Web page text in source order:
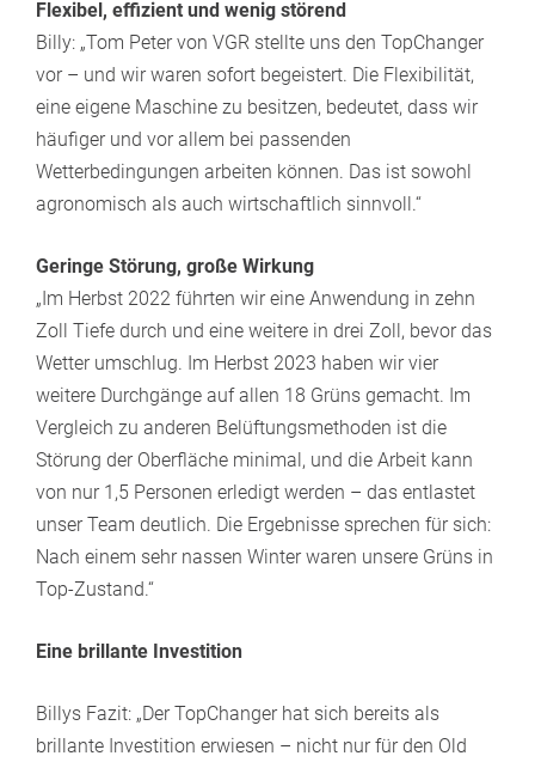
Flexibel, effizient und wenig störend
Billy: „Tom Peter von VGR stellte uns den TopChanger
vor – und wir waren sofort begeistert. Die Flexibilität,
eine eigene Maschine zu besitzen, bedeutet, dass wir
häufiger und vor allem bei passenden
Wetterbedingungen arbeiten können. Das ist sowohl
agronomisch als auch wirtschaftlich sinnvoll.“
Geringe Störung, große Wirkung
„Im Herbst 2022 führten wir eine Anwendung in zehn
Zoll Tiefe durch und eine weitere in drei Zoll, bevor das
Wetter umschlug. Im Herbst 2023 haben wir vier
weitere Durchgänge auf allen 18 Grüns gemacht. Im
Vergleich zu anderen Belüftungsmethoden ist die
Störung der Oberfläche minimal, und die Arbeit kann
von nur 1,5 Personen erledigt werden – das entlastet
unser Team deutlich. Die Ergebnisse sprechen für sich:
Nach einem sehr nassen Winter waren unsere Grüns in
Top-Zustand.“
Eine brillante Investition
Billys Fazit: „Der TopChanger hat sich bereits als
brillante Investition erwiesen – nicht nur für den Old